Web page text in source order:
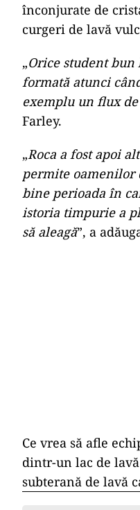
înconjurate de
curgeri de lavă
„Orice student bun
formată atunci
exemplu un flux
Farley.
„Roca a fost apoi
permite oamenilor
bine perioada în
istoria timpurie a
să aleagă”, a
Ce vrea să afle
dintr-un lac de
subterană de lavă